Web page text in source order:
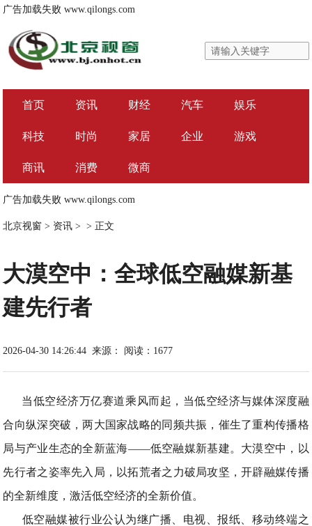
广告加载失败www.qilongs.com
首页 资讯 财经 汽车 娱乐
科技 时尚 家居 企业 游戏
商讯 消费 微商
广告加载失败www.qilongs.com
北京视窗 > 资讯 > > 正文
大漠空中：全球低空融媒新基
建先行者
2026-04-30 14:26:44 来源： 阅读：1677
当低空经济万亿赛道乘风而起，当低空经济与媒体深度融
合向纵深突破，两大国家战略的同频共振，催生了重构传播格
局与产业生态的全新蓝海——低空融媒新基建。大漠空中，以
先行者之姿率先入局，以拓荒者之力破局攻坚，开辟融媒传播
的全新维度，激活低空经济的全新价值。
低空融媒被行业公认为继广播、电视、报纸、移动终端之